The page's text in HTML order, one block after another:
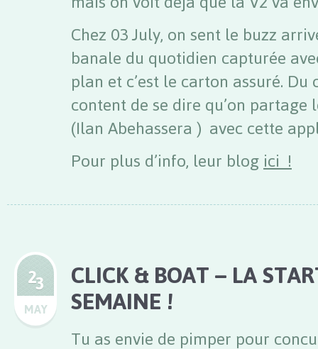
Chez 03 July, on sent le buzz
banale du quotidien capturée
plan et c’est le carton assuré.
content de se dire qu’on partage
(Ilan Abehassera ) avec cette
Pour plus d’info, leur blog ici !
CLICK & BOAT – LA
SEMAINE !
23
MAY
Tu as envie de pimper pour